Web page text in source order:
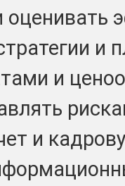
оценивать
и
и
и